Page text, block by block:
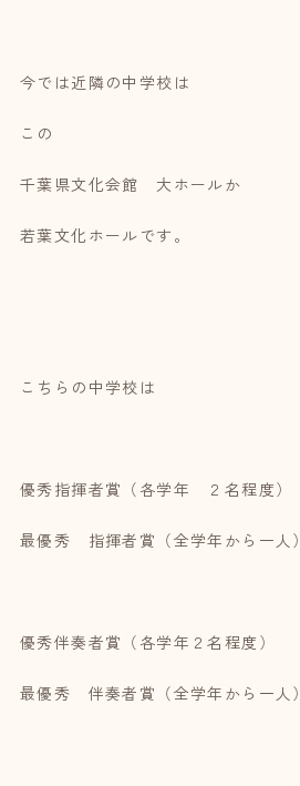
今では近隣の中学校は
この
千葉県文化会館 大ホールか
若葉文化ホールです。
こちらの中学校は
優秀指揮者賞（各学年 ２名程度）
最優秀 指揮者賞（全学年から一人）
優秀伴奏者賞（各学年２名程度）
最優秀 伴奏者賞（全学年から一人）